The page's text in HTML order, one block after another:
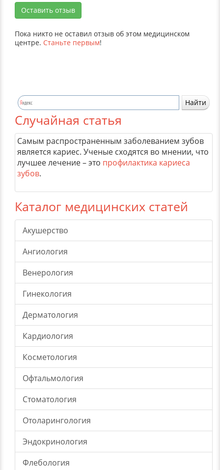
Оставить отзыв
Пока никто не оставил отзыв об этом медицинском
центре. Станьте первым!
Случайная статья
Самым распространенным заболеванием зубов
является кариес. Ученые сходятся во мнении, что
лучшее лечение – это профилактика кариеса
зубов.
Каталог медицинских статей
Акушерство
Ангиология
Венерология
Гинекология
Дерматология
Кардиология
Косметология
Офтальмология
Стоматология
Отоларингология
Эндокринология
Флебология